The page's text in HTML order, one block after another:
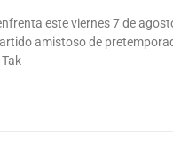
este viernes 7 de
amistoso de